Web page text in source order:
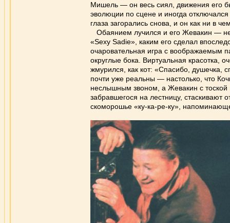
Мишель — он весь сиял, движения его
эволюции по сцене и иногда
глаза загорались снова, и он как ни в
Обаянием лучился и его Жевакин —
«Sexy Sadie», каким его сделал
очаровательная игра с воображаемым
округлые бока. Виртуальная красотка,
жмурился, как кот: «Спасибо, душечка,
почти уже реальны — настолько, что
неслышным звоном, а Жевакин с
забравшегося на лестницу, стаскивают
скоморошье «ку-ка-ре-ку»,